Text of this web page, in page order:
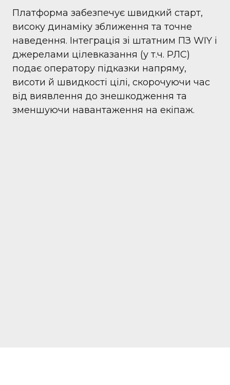
Платформа забезпечує швидкий старт,
високу динаміку зближення та точне
наведення. Інтеграція зі штатним ПЗ WIY і
джерелами цілевказання (у т.ч. РЛС)
подає оператору підказки напряму,
висоти й швидкості цілі, скорочуючи час
від виявлення до знешкодження та
зменшуючи навантаження на екіпаж.